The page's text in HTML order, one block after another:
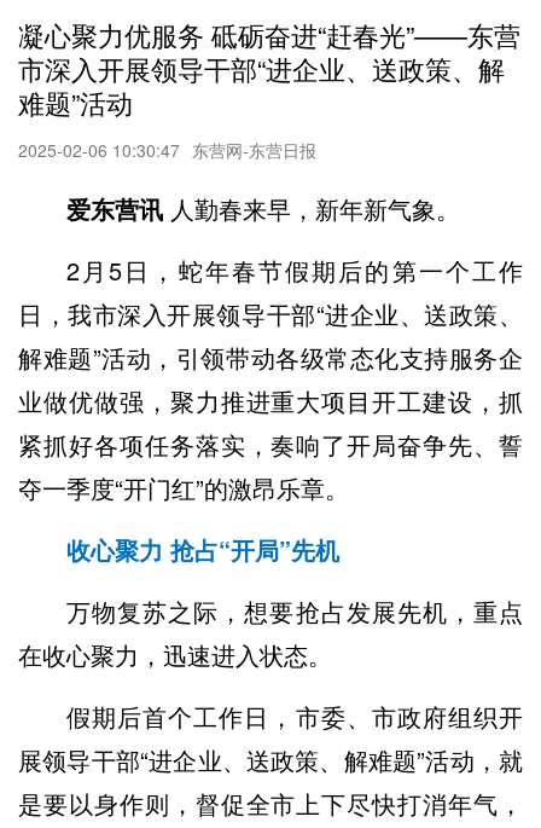
凝心聚力优服务 砥砺奋进“赶春光”——东营
市深入开展领导干部“进企业、送政策、解
难题”活动
2025-02-06 10:30:47 东营网-东营日报
爱东营讯 人勤春来早，新年新气象。
2月5日，蛇年春节假期后的第一个工作
日，我市深入开展领导干部“进企业、送政策、
解难题”活动，引领带动各级常态化支持服务企
业做优做强，聚力推进重大项目开工建设，抓
紧抓好各项任务落实，奏响了开局奋争先、誓
夺一季度“开门红”的激昂乐章。
收心聚力 抢占“开局”先机
万物复苏之际，想要抢占发展先机，重点
在收心聚力，迅速进入状态。
假期后首个工作日，市委、市政府组织开
展领导干部“进企业、送政策、解难题”活动，就
是要以身作则，督促全市上下尽快打消年气，